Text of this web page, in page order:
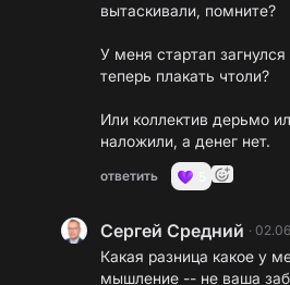
вытаскивали, помните?
У меня стартап
теперь плакать чтоли?
Или коллектив дерьмо
наложили, а денег нет.
ответить
Сергей Средний · 02.06
Какая разница какое у
мышление -- не ваша